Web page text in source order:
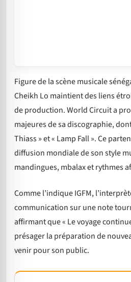
Figure de la scène musicale
Cheikh Lo maintient des liens
de production. World Circuit a
majeures de sa discographie,
Thiass » et « Lamp Fall ». Ce
diffusion mondiale de son style
mandingues, mbalax et rythmes
Comme l’indique IGFM,
communication sur une note
affirmant que « Le voyage
présager la préparation de
venir pour son public.